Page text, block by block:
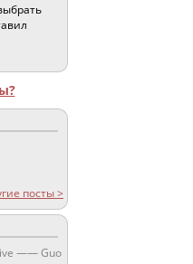
посты >
—— Guo